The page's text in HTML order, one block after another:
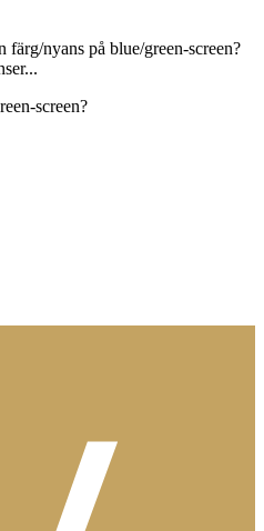
nyans på blue/green-screen?
screen?